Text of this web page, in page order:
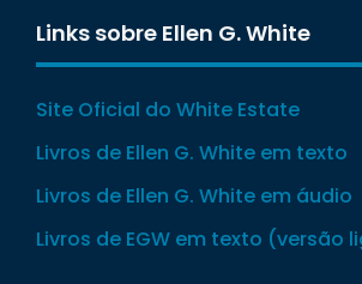
Links sobre Ellen G. White
Site Oficial do White Estate
Livros de Ellen G. White em texto
Livros de Ellen G. White em áudio
Livros de EGW em texto (versão